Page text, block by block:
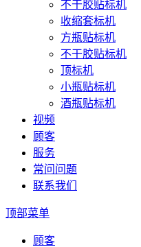
不干胶贴标机
收缩套标机
方瓶贴标机
不干胶贴标机
顶标机
小瓶贴标机
酒瓶贴标机
视频
顾客
服务
常问问题
联系我们
顶部菜单
顾客